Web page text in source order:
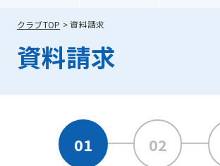
クラブTOP 資料請求
資料請求